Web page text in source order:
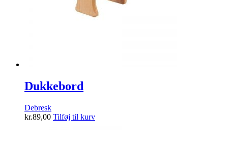
Dukkebord
Debresk
kr.89,00 Tilføj til kurv